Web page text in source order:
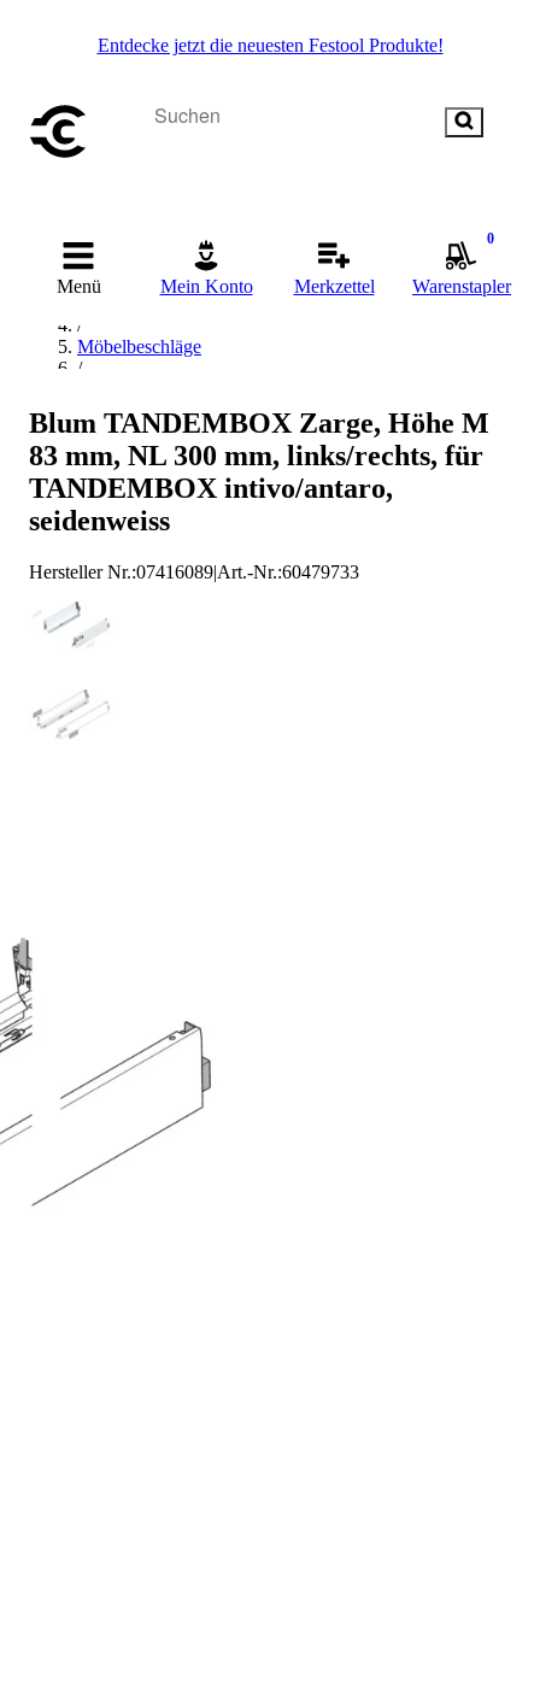
Entdecke jetzt die neuesten Festool Produkte!
Menü Mein Konto Merkzettel
0
Warenstapler
Startseite
/
/
Möbelbeschläge
/
Blum Schubkastenführung & Auszugtechnik
Blum TANDEMBOX Zarge, Höhe M
83 mm, NL 300 mm, links/rechts, für
TANDEMBOX intivo/antaro,
seidenweiss
Hersteller Nr.:07416089|Art.-Nr.:60479733